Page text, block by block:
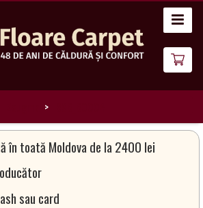
în toată Moldova de la 2400 lei
sau card